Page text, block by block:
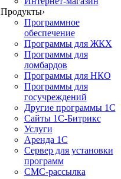
Продукты›
Программное
обеспечение
Программы для ЖКХ
Программы для
ломбардов
Программы для НКО
Программы для
госучреждений
Другие программы 1С
Сайты 1С-Битрикс
Услуги
Аренда 1С
Сервер для установки
программ
СМС-рассылка